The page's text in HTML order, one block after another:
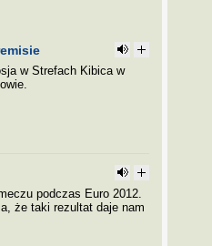
w Strefach Kibica w
podczas Euro 2012.
że taki rezultat daje nam